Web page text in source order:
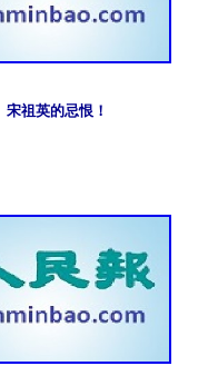
宋祖英的忌恨！